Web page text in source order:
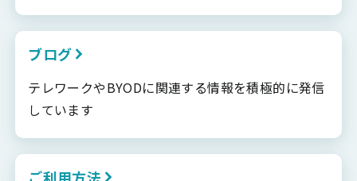
ブログ
テレワークやBYODに関連する情報を積極的に発信
しています
ご利用方法